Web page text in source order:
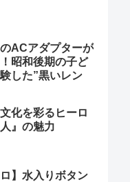
ACアダプターが
昭和後期の子ど
した”黒いレン
化を彩るヒーロ
』の魅力
ロ】水入りボタン